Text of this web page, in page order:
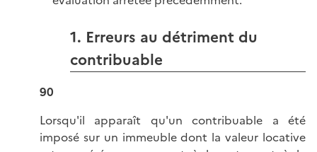
1. Erreurs au détriment du
contribuable
90
Lorsqu'il apparaît qu'un contribuable a été
imposé sur un immeuble dont la valeur locative